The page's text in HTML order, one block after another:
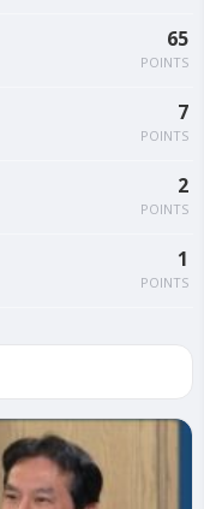
65
POINTS
7
POINTS
2
POINTS
1
POINTS